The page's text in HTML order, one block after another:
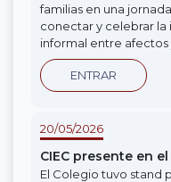
familias en una
conectar y celebrar la
informal entre afectos
ENTRAR
20/05/2026
CIEC presente en
El Colegio tuvo stand